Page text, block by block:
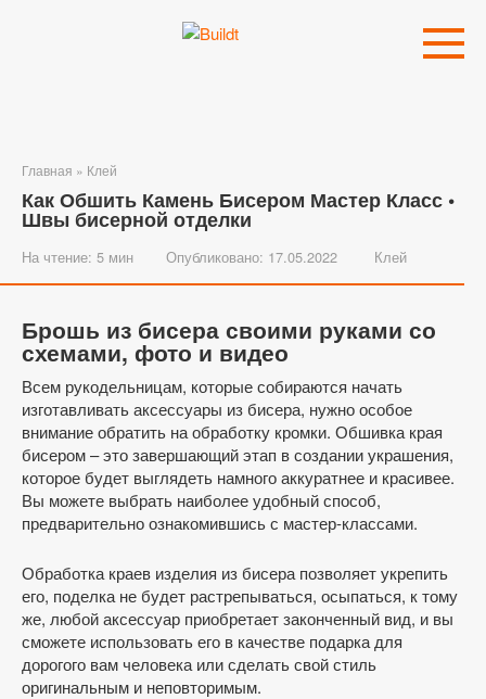
Главная » Клей
Как Обшить Камень Бисером Мастер Класс •
Швы бисерной отделки
На чтение: 5 мин Опубликовано: 17.05.2022 Клей
Брошь из бисера своими руками со
схемами, фото и видео
Всем рукодельницам, которые собираются начать
изготавливать аксессуары из бисера, нужно особое
внимание обратить на обработку кромки. Обшивка края
бисером – это завершающий этап в создании украшения,
которое будет выглядеть намного аккуратнее и красивее.
Вы можете выбрать наиболее удобный способ,
предварительно ознакомившись с мастер-классами.
Обработка краев изделия из бисера позволяет укрепить
его, поделка не будет растрепываться, осыпаться, к тому
же, любой аксессуар приобретает законченный вид, и вы
сможете использовать его в качестве подарка для
дорогого вам человека или сделать свой стиль
оригинальным и неповторимым.